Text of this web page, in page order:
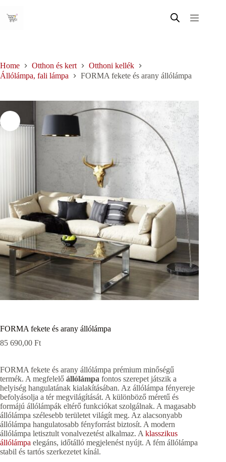
content
Home Otthon és kert
Otthoni kellék
Állólámpa, fali lámpa
FORMA fekete és arany állólámpa
FORMA fekete és arany állólámpa
85 690,00 Ft
FORMA fekete és arany állólámpa prémium minőségű
termék. A megfelelő állólámpa fontos szerepet játszik a
helyiség hangulatának kialakításában. Az állólámpa fényereje
befolyásolja a tér megvilágítását. A különböző méretű és
formájú állólámpák eltérő funkciókat szolgálnak. A magasabb
állólámpa szélesebb területet világít meg. Az alacsonyabb
állólámpa hangulatosabb fényforrást biztosít. A modern
állólámpa letisztult vonalvezetést alkalmaz. A klasszikus
állólámpa elegáns, időtálló megjelenést nyújt. A fém állólámpa
stabil és tartós szerkezetet kínál.